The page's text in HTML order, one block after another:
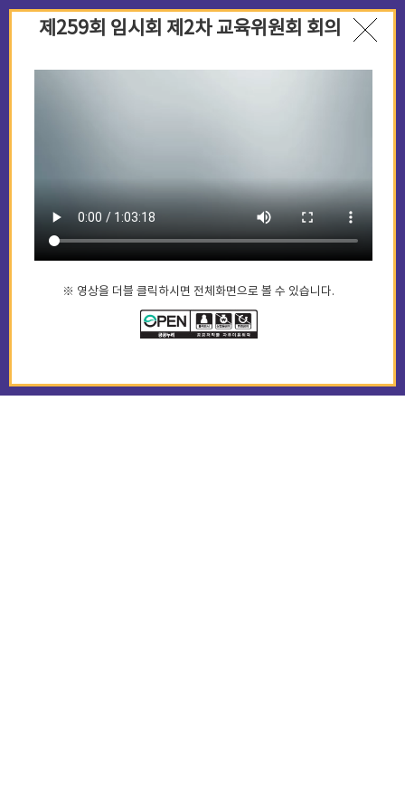
제259회 임시회 제2차 교육위원회 회의
※ 영상을 더블 클릭하시면 전체화면으로 볼 수 있습니다.